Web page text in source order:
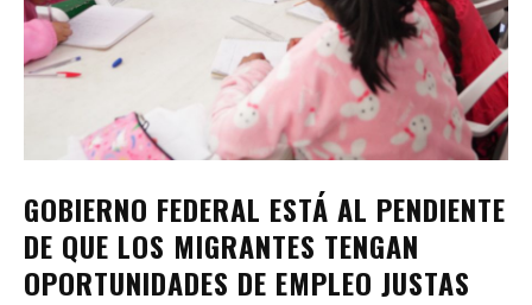
GOBIERNO FEDERAL ESTÁ AL PENDIENTE
DE QUE LOS MIGRANTES TENGAN
OPORTUNIDADES DE EMPLEO JUSTAS